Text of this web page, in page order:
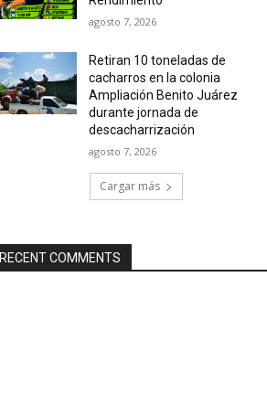
agosto 7, 2026
Retiran 10 toneladas de
cacharros en la colonia
Ampliación Benito Juárez
durante jornada de
descacharrización
agosto 7, 2026
Cargar más
RECENT COMMENTS